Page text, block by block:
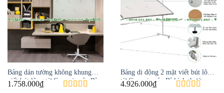
Bảng dán tường không khung
viết bút lông từ Ceramic của Bỉ
Kích thước 60×80 cm
1.758.000₫
Bảng di động 2 mặt viết bút lông
từ Ceramic của Bỉ kích thước
80×120 cm
4.926.000₫